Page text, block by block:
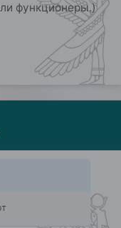
функционеры.)